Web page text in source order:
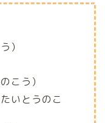
）
こう）
いとうのこ